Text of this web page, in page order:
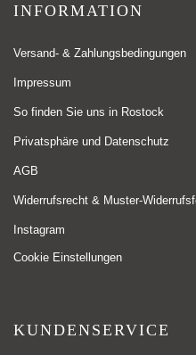
INFORMATION
Versand- & Zahlungsbedingungen
Impressum
So finden Sie uns in Rostock
Privatsphäre und Datenschutz
AGB
Widerrufsrecht & Muster-
Instagram
Cookie Einstellungen
KUNDENSERVICE